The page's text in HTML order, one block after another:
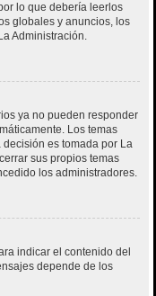
lo que debería leerlos
globales y anuncios, los
Administración.
ya no pueden responder
Los temas
es tomada por La
sus propios temas
los administradores.
indicar el contenido del
depende de los